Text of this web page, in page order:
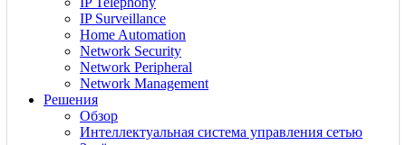
IP Surveillance
Home Automation
Network Security
Network Peripheral
Network Management
Решения
Обзор
Интеллектуальная система управления сетью